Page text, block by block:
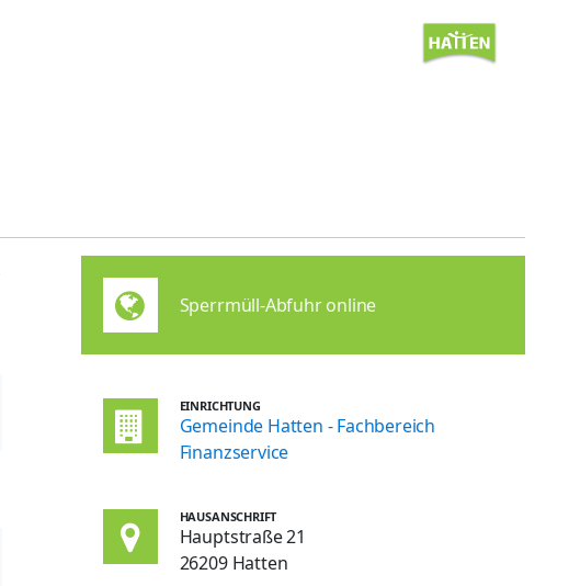
Sperrmüll-Abfuhr online
EINRICHTUNG
Gemeinde Hatten - Fachbereich
Finanzservice
HAUSANSCHRIFT
Hauptstraße 21
26209 Hatten